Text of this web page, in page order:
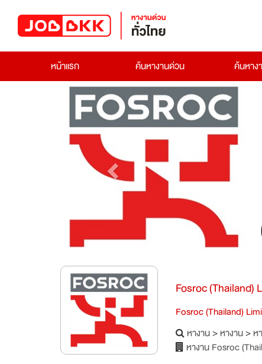
หน้าแรก
ค้นหางานด่วน ค้นหาง
Previous
Fosroc (Thailand)
Fosroc (Thailand)
หางาน>หางาน>ห
หางาน Fosroc